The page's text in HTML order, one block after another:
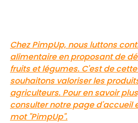
Chez PimpUp, nous luttons
alimentaire en proposant de
fruits et légumes. C'est de
souhaitons valoriser les
agriculteurs. Pour en savoir
consulter notre page d'accueil
mot "PimpUp".